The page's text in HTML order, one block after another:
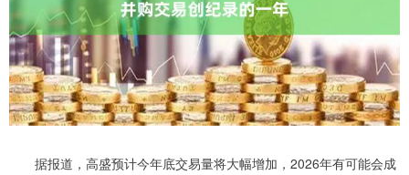
据报道，高盛预计今年底交易量将大幅增加，2026年有可能会成